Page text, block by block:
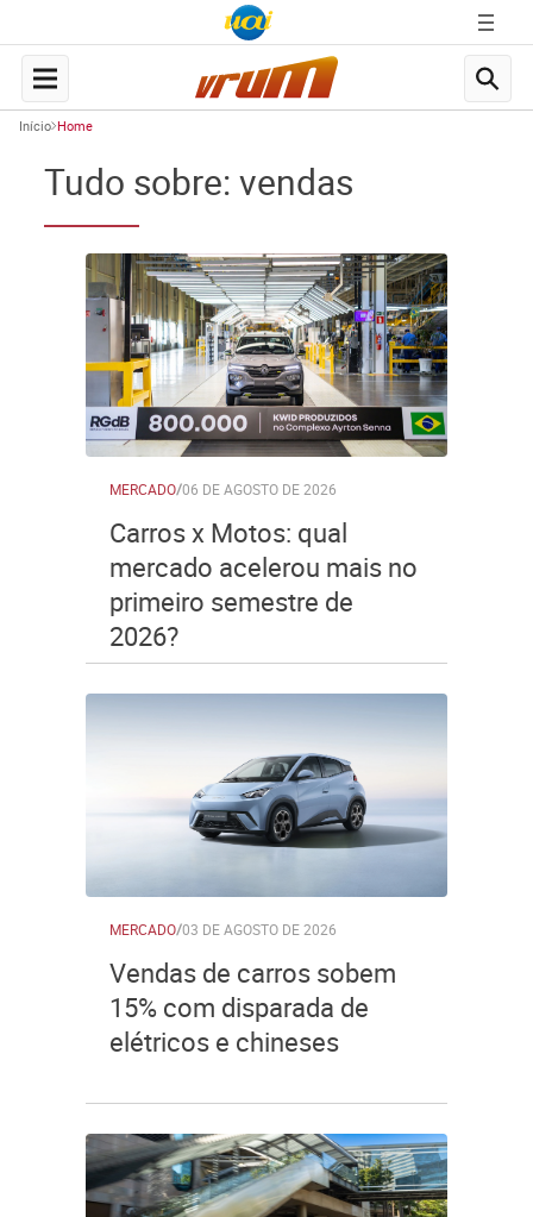
Início Home
Tudo sobre: vendas
MERCADO/06 DE AGOSTO DE 2026
Carros x Motos: qual
mercado acelerou mais no
primeiro semestre de
2026?
MERCADO/03 DE AGOSTO DE 2026
Vendas de carros sobem
15% com disparada de
elétricos e chineses